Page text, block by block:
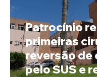
Patrocínio
primeiras
reversão de
pelo SUS e